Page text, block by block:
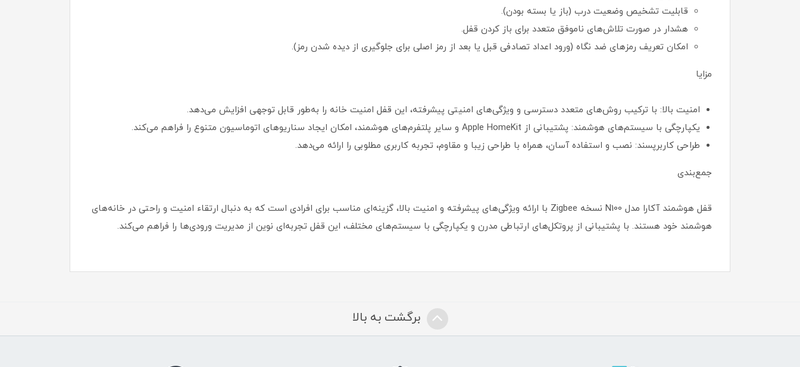
قابلیت تشخیص وضعیت درب (باز یا بسته بودن).
هشدار در صورت تلاش‌های ناموفق متعدد برای باز کردن قفل.
امکان تعریف رمزهای ضد نگاه (ورود اعداد تصادفی قبل یا بعد از رمز اصلی برای جلوگیری از دیده شدن رمز).
مزایا
امنیت بالا: با ترکیب روش‌های متعدد دسترسی و ویژگی‌های امنیتی پیشرفته، این قفل امنیت خانه را به‌طور قابل توجهی افزایش می‌دهد.
یکپارچگی با سیستم‌های هوشمند: پشتیبانی از Apple HomeKit و سایر پلتفرم‌های هوشمند، امکان ایجاد سناریوهای اتوماسیون متنوع را فراهم می‌کند.
طراحی کاربرپسند: نصب و استفاده آسان، همراه با طراحی زیبا و مقاوم، تجربه کاربری مطلوبی را ارائه می‌دهد.
جمع‌بندی
قفل هوشمند آکارا مدل N100 نسخه Zigbee با ارائه ویژگی‌های پیشرفته و امنیت بالا، گزینه‌ای مناسب برای افرادی است که به دنبال ارتقاء امنیت و راحتی در خانه‌های
هوشمند خود هستند. با پشتیبانی از پروتکل‌های ارتباطی مدرن و یکپارچگی با سیستم‌های مختلف، این قفل تجربه‌ای نوین از مدیریت ورودی‌ها را فراهم می‌کند.
برگشت به بالا